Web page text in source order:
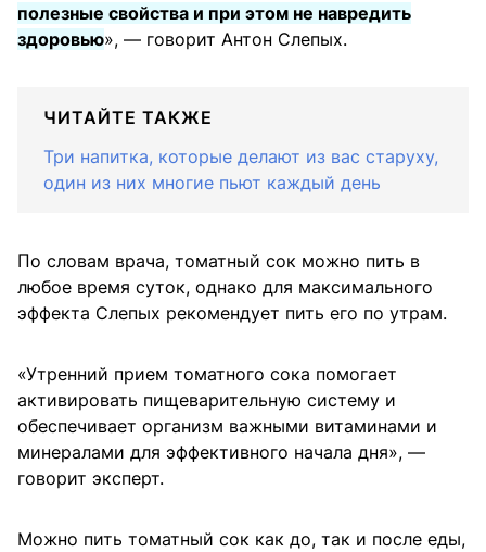
полезные свойства и при этом не навредить
здоровью», — говорит Антон Слепых.
ЧИТАЙТЕ ТАКЖЕ
Три напитка, которые делают из вас старуху,
один из них многие пьют каждый день
По словам врача, томатный сок можно пить в
любое время суток, однако для максимального
эффекта Слепых рекомендует пить его по утрам.
«Утренний прием томатного сока помогает
активировать пищеварительную систему и
обеспечивает организм важными витаминами и
минералами для эффективного начала дня», —
говорит эксперт.
Можно пить томатный сок как до, так и после еды,